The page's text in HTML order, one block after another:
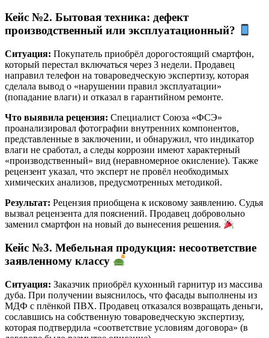
Кейс №2. Бытовая техника: дефект
производственный или эксплуатационный?
Ситуация: Покупатель приобрёл дорогостоящий смартфон,
который перестал включаться через 3 недели. Продавец
направил телефон на товароведческую экспертизу, которая
сделала вывод о «нарушении правил эксплуатации»
(попадание влаги) и отказал в гарантийном ремонте.
Что выявила рецензия: Специалист Союза «ФСЭ»
проанализировал фотографии внутренних компонентов,
представленные в заключении, и обнаружил, что индикатор
влаги не сработал, а следы коррозии имеют характерный
«производственный» вид (неравномерное окисление). Также
рецензент указал, что эксперт не провёл необходимых
химических анализов, предусмотренных методикой.
Результат: Рецензия приобщена к исковому заявлению. Судья
вызвал рецензента для пояснений. Продавец добровольно
заменил смартфон на новый до вынесения решения.
Кейс №3. Мебельная продукция: несоответствие
заявленному классу
Ситуация: Заказчик приобрёл кухонный гарнитур из массива
дуба. При получении выяснилось, что фасады выполнены из
МДФ с плёнкой ПВХ. Продавец отказался возвращать деньги,
сославшись на собственную товароведческую экспертизу,
которая подтвердила «соответствие условиям договора» (в